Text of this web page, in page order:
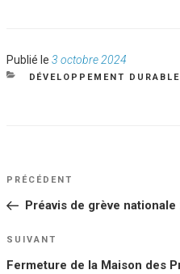
Publié le Publié
le
3 octobre 2024
CATÉGORIES
DÉVELOPPEMENT DURABLE
NAVIGATION
DE
Article
PRÉCÉDENT
Préavis de grève
Article
SUIVANT
Fermeture de la Maison des